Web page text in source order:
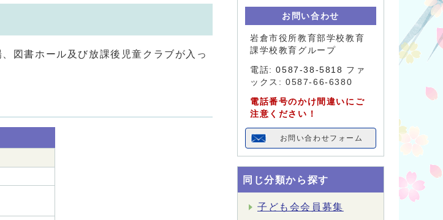
図書ホール及び放課後児童クラブが入っ
お問い合わせ
岩倉市役所教育部学校教育
課学校教育グループ
電話:0587-38-5818 ファ
ックス: 0587-66-6380
電話番号のかけ間違いにご
注意ください！
お問い合わせフォーム
同じ分類から探す
子ども会会員募集